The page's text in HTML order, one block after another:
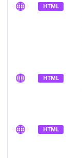
HTML
HTML
HTML